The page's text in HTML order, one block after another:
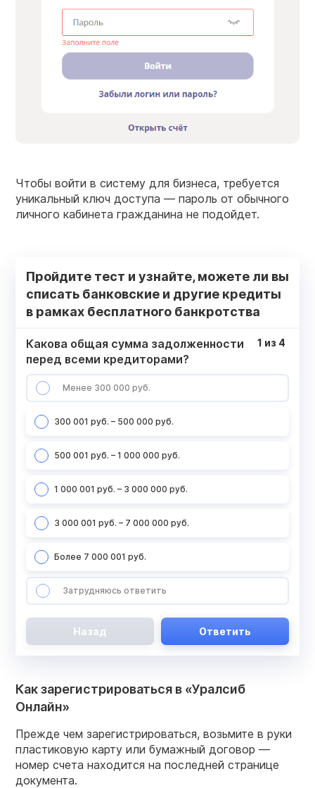
Чтобы войти в систему для бизнеса, требуется
уникальный ключ доступа — пароль от обычного
личного кабинета гражданина не подойдет.
Пройдите тест и узнайте, можете ли вы
списать банковские и другие кредиты
в рамках бесплатного банкротства
Какова общая сумма задолженности
перед всеми кредиторами?
Менее 300 000 руб.
300 001 руб. – 500 000 руб.
500 001 руб. – 1 000 000 руб.
1 000 001 руб. – 3 000 000 руб.
3 000 001 руб. – 7 000 000 руб.
Более 7 000 001 руб.
Затрудняюсь ответить
1 из 4
Назад Ответить
Как зарегистрироваться в «Уралсиб
Онлайн»
Прежде чем зарегистрироваться, возьмите в руки
пластиковую карту или бумажный договор —
номер счета находится на последней странице
документа.